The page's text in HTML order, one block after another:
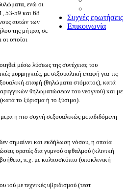
Συχνές ερωτήσεις
Επικοινωνία
ενώ οι
53-59 και 68
αυτών των
της μήτρας σε
οποίοι
μέσω λύσεως της συνέχειας του
μυρμηγκιές, με σεξουαλική επαφή για τις
επαφή (θηλώματα στόματος), κατά
θηλωματώσεων του νεογνού) και με
το ξύρισμα ή το ξύσιμο).
η πιο συχνή σεξουαλικώς μεταδιδόμενη
σημαίνει και εκδήλωση νόσου, η οποία
ορατές δια γυμνού οφθαλμού (κλινική
βοήθεια, π.χ. με κολποσκόπιο (υποκλινική
ιού με τεχνικές υβριδισμού (τεστ